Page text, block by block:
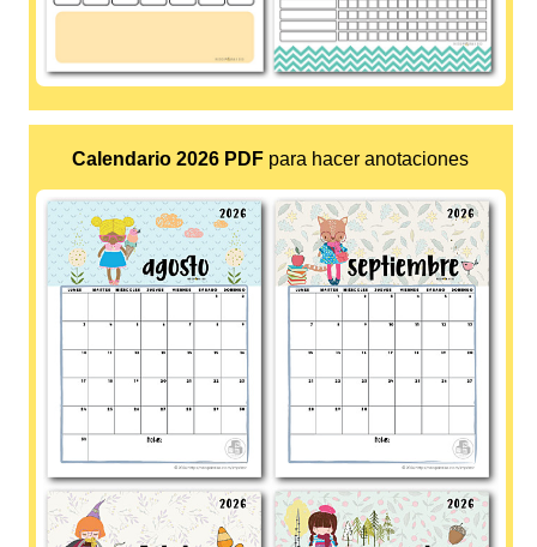
Calendario 2026 PDF para hacer anotaciones